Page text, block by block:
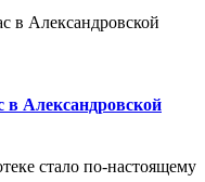
в Александровской
стало по-настоящему